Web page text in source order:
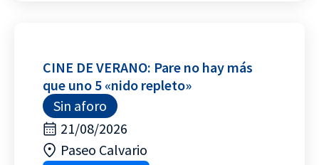
CINE DE VERANO: Pare no hay más
que uno 5 «nido repleto»
Sin aforo
21/08/2026
Paseo Calvario